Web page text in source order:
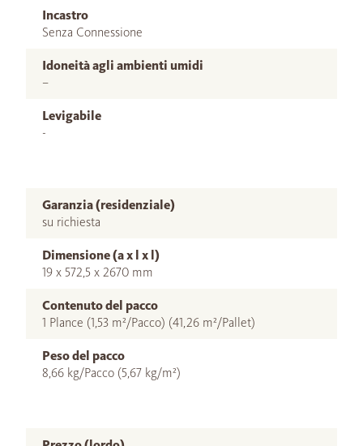
Incastro
Senza Connessione
Idoneità agli ambienti umidi
–
Levigabile
-
Garanzia (residenziale)
su richiesta
Dimensione (a x l x l)
19 x 572,5 x 2670 mm
Contenuto del pacco
1 Plance (1,53 m²/Pacco) (41,26 m²/Pallet)
Peso del pacco
8,66 kg/Pacco (5,67 kg/m²)